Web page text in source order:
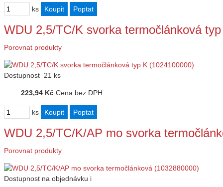
ks
WDU 2,5/TC/K svorka termočlánková
Porovnat produkty
Dostupnost 21 ks
223,94 Kč Cena bez DPH
ks
WDU 2,5/TC/K/AP mo svorka
Porovnat produkty
Dostupnost na objednávku i